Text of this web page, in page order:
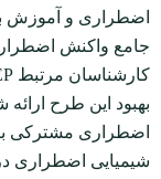
اضطراری و آموزش
اضطراری مشترکی
شیمیایی اضطراری